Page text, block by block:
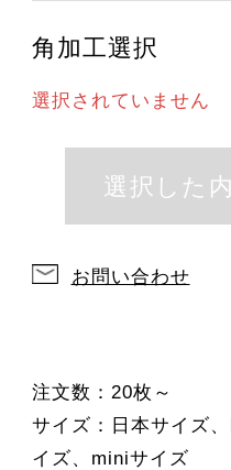
角加工選択
選択されていません
お問い合わせ
注文数：20枚～
サイズ：日本サイズ
イズ、miniサイズ